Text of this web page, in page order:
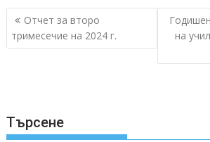
Post
navigation
Отчет за второ
тримесечие на 2024 г.
на
Търсене